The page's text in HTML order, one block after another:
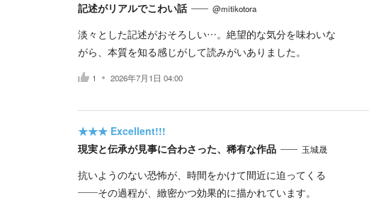
記述がリアルでこわい話
@mitikotora
淡々とした記述がおそろしい…。絶望的な気分を味わいな
がら、本質を知る感じがして読みがいありました。
1 2026年7月1日 04:00
★★★ Excellent!!!
現実と伝承が見事に合わさった、稀有な作品
玉城晟
抗いようのない恐怖が、時間をかけて間近に迫ってくる
――その過程が、緻密かつ効果的に描かれています。